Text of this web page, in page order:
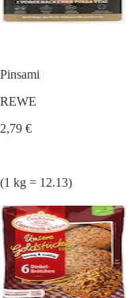
Pinsami
REWE
2,79 €
(1 kg = 12.13)